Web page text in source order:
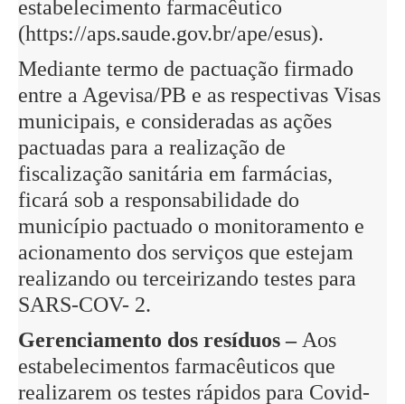
estabelecimento farmacêutico
(https://aps.saude.gov.br/ape/esus).
Mediante termo de pactuação firmado
entre a Agevisa/PB e as respectivas Visas
municipais, e consideradas as ações
pactuadas para a realização de
fiscalização sanitária em farmácias,
ficará sob a responsabilidade do
município pactuado o monitoramento e
acionamento dos serviços que estejam
realizando ou terceirizando testes para
SARS-COV- 2.
Gerenciamento dos resíduos –Aos
estabelecimentos farmacêuticos que
realizarem os testes rápidos para Covid-